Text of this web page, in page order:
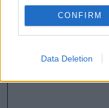
CONFIRM
Data Deletion